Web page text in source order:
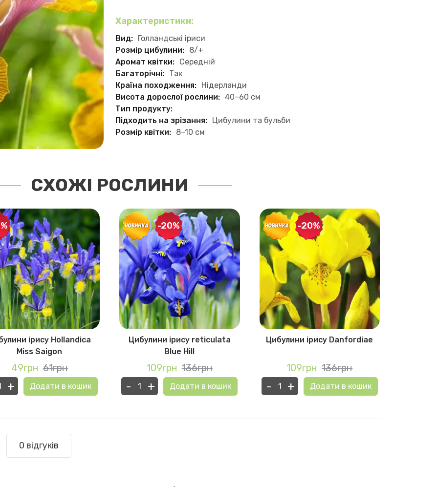
Характеристики:
Вид: Голландські іриси
Розмір цибулини: 8/+
Аромат квітки: Середній
Багаторічні: Так
Країна походження: Нідерланди
Висота дорослої рослини: 40–60 см
Тип продукту:
Підходить на зрізання: Цибулини та бульби
Розмір квітки: 8–10 см
СХОЖІ РОСЛИНИ
ірису Hollandica
Miss Saigon
49грн 61грн
+ Додати в кошик
-20%
Цибулини ірису reticulata
Blue Hill
109грн 136грн
- + Додати в кошик
-20%
Цибулини ірису Danfordiae
109грн 136грн
- + Додати в кошик
0 відгуків